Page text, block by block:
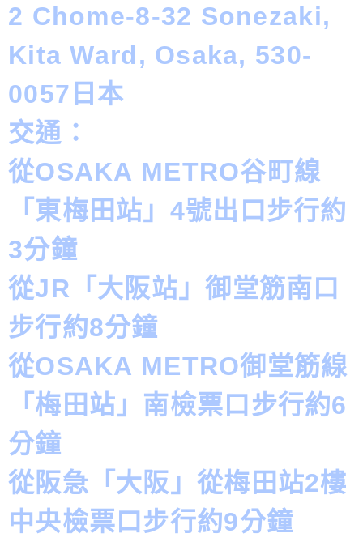
2 Chome-8-32 Sonezaki,
Kita Ward, Osaka, 530-
0057日本
交通：
從OSAKA METRO谷町線
「東梅田站」4號出口步行約
3分鐘
從JR「大阪站」御堂筋南口
步行約8分鐘
從OSAKA METRO御堂筋線
「梅田站」南檢票口步行約6
分鐘
從阪急「大阪」從梅田站2樓
中央檢票口步行約9分鐘